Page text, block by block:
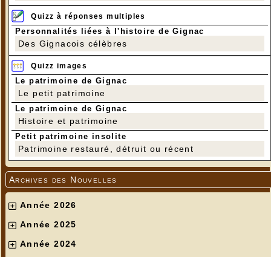
Quizz à réponses multiples
Personnalités liées à l'histoire de Gignac
Des Gignacois célèbres
Quizz images
Le patrimoine de Gignac
Le petit patrimoine
Le patrimoine de Gignac
Histoire et patrimoine
Petit patrimoine insolite
Patrimoine restauré, détruit ou récent
Archives des Nouvelles
Année 2026
Année 2025
Année 2024